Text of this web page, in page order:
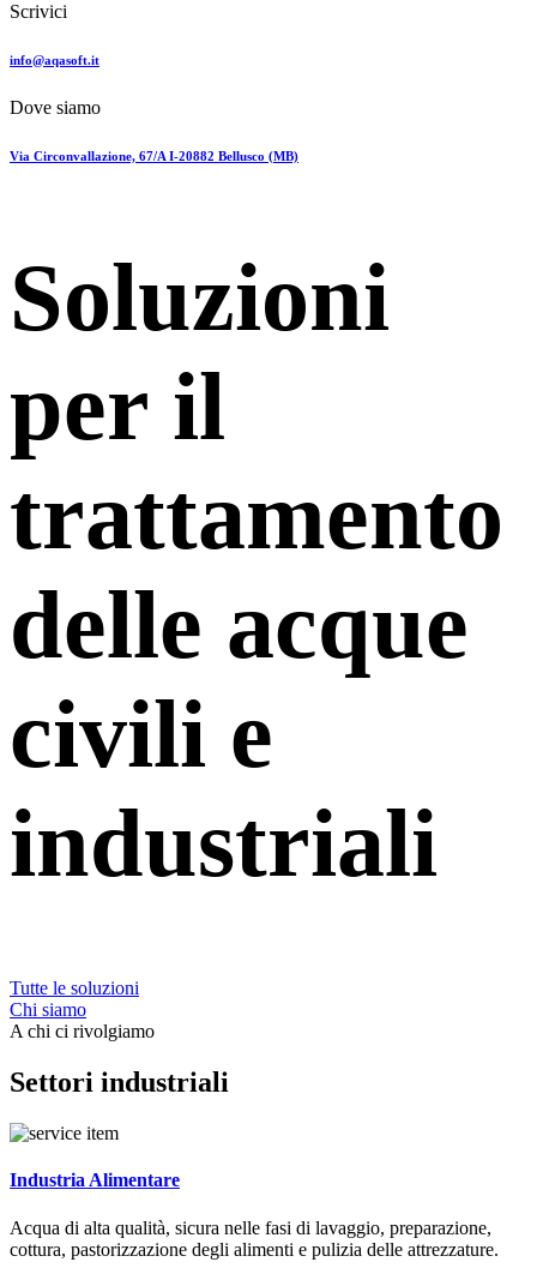
Scrivici
info@aqasoft.it
Dove siamo
Via Circonvallazione, 67/A I-20882 Bellusco (MB)
Soluzioni
per il
trattamento
delle acque
civili e
industriali
Tutte le soluzioni
Chi siamo
A chi ci rivolgiamo
Settori industriali
Industria Alimentare
Acqua di alta qualità, sicura nelle fasi di lavaggio, preparazione,
cottura, pastorizzazione degli alimenti e pulizia delle attrezzature.